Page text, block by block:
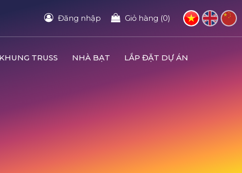
Đăng nhập Giỏ hàng (0)
KHUNG TRUSS NHÀ BẠT
LẮP ĐẶT DỰ ÁN